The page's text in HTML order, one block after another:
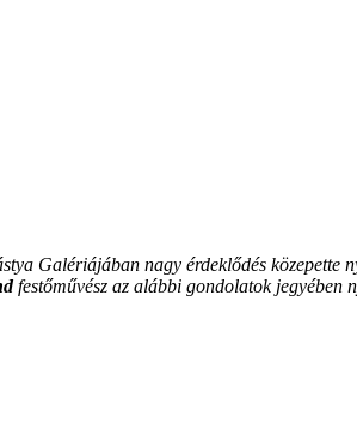
Galériájában nagy érdeklődés közepette
festőművész az alábbi gondolatok jegyében